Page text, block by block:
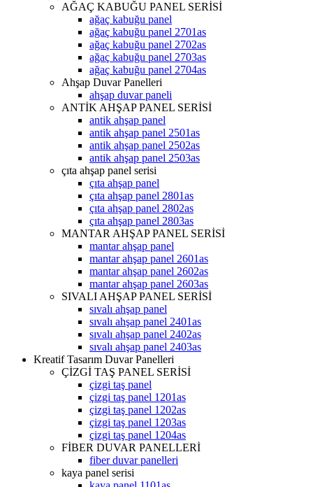
AĞAÇ KABUĞU PANEL SERİSİ
ağaç kabuğu panel
ağaç kabuğu panel 2701as
ağaç kabuğu panel 2702as
ağaç kabuğu panel 2703as
ağaç kabuğu panel 2704as
Ahşap Duvar Panelleri
ahşap duvar paneli
ANTİK AHŞAP PANEL SERİSİ
antik ahşap panel
antik ahşap panel 2501as
antik ahşap panel 2502as
antik ahşap panel 2503as
çıta ahşap panel serisi
çıta ahşap panel
çıta ahşap panel 2801as
çıta ahşap panel 2802as
çıta ahşap panel 2803as
MANTAR AHŞAP PANEL SERİSİ
mantar ahşap panel
mantar ahşap panel 2601as
mantar ahşap panel 2602as
mantar ahşap panel 2603as
SIVALI AHŞAP PANEL SERİSİ
sıvalı ahşap panel
sıvalı ahşap panel 2401as
sıvalı ahşap panel 2402as
sıvalı ahşap panel 2403as
Kreatif Tasarım Duvar Panelleri
ÇİZGİ TAŞ PANEL SERİSİ
çizgi taş panel
çizgi taş panel 1201as
çizgi taş panel 1202as
çizgi taş panel 1203as
çizgi taş panel 1204as
FİBER DUVAR PANELLERİ
fiber duvar panelleri
kaya panel serisi